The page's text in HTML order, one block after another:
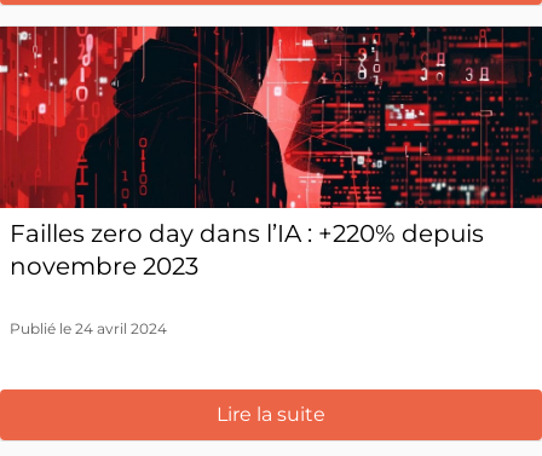
Failles zero day dans l’IA : +220% depuis
novembre 2023
Publié le 24 avril 2024
Lire la suite